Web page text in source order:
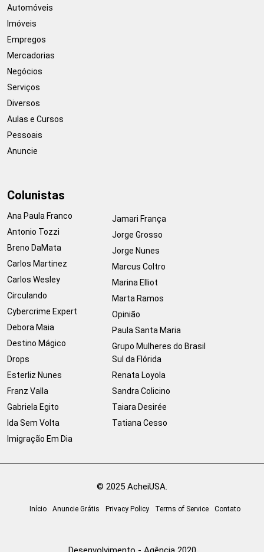
Automóveis
Imóveis
Empregos
Mercadorias
Negócios
Serviços
Diversos
Aulas e Cursos
Pessoais
Anuncie
Colunistas
Ana Paula Franco
Antonio Tozzi
Breno DaMata
Carlos Martinez
Carlos Wesley
Circulando
Cybercrime Expert
Debora Maia
Destino Mágico
Drops
Esterliz Nunes
Franz Valla
Gabriela Egito
Ida Sem Volta
Imigração Em Dia
Jamari França
Jorge Grosso
Jorge Nunes
Marcus Coltro
Marina Elliot
Marta Ramos
Opinião
Paula Santa Maria
Grupo Mulheres do Brasil
Sul da Flórida
Renata Loyola
Sandra Colicino
Taiara Desirée
Tatiana Cesso
© 2025 AcheiUSA.
Início Anuncie Grátis Privacy Policy Terms of Service Contato